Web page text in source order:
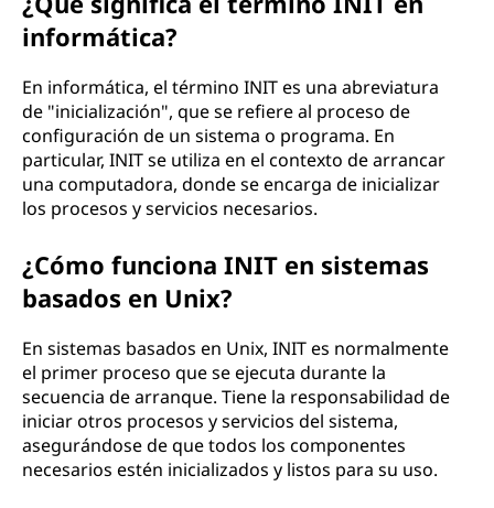
informática?
En informática, el término INIT es una abreviatura
de "inicialización", que se refiere al proceso de
configuración de un sistema o programa. En
particular, INIT se utiliza en el contexto de arrancar
una computadora, donde se encarga de inicializar
los procesos y servicios necesarios.
¿Cómo funciona INIT en sistemas
basados en Unix?
En sistemas basados en Unix, INIT es normalmente
el primer proceso que se ejecuta durante la
secuencia de arranque. Tiene la responsabilidad de
iniciar otros procesos y servicios del sistema,
asegurándose de que todos los componentes
necesarios estén inicializados y listos para su uso.